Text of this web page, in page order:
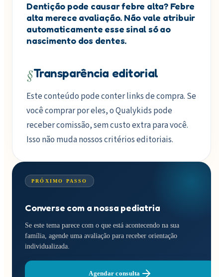
Dentição pode causar febre alta? Febre
alta merece avaliação. Não vale atribuir
automaticamente esse sinal só ao
nascimento dos dentes.
§Transparência editorial
Este conteúdo pode conter links de compra. Se
você comprar por eles, o Qualykids pode
receber comissão, sem custo extra para você.
Isso não muda nossos critérios editoriais.
PRÓXIMO PASSO
Converse com a nossa pediatria
Se este tema parece com o que está acontecendo na sua
família, agende uma avaliação para receber orientação
individualizada.
Agendar consulta